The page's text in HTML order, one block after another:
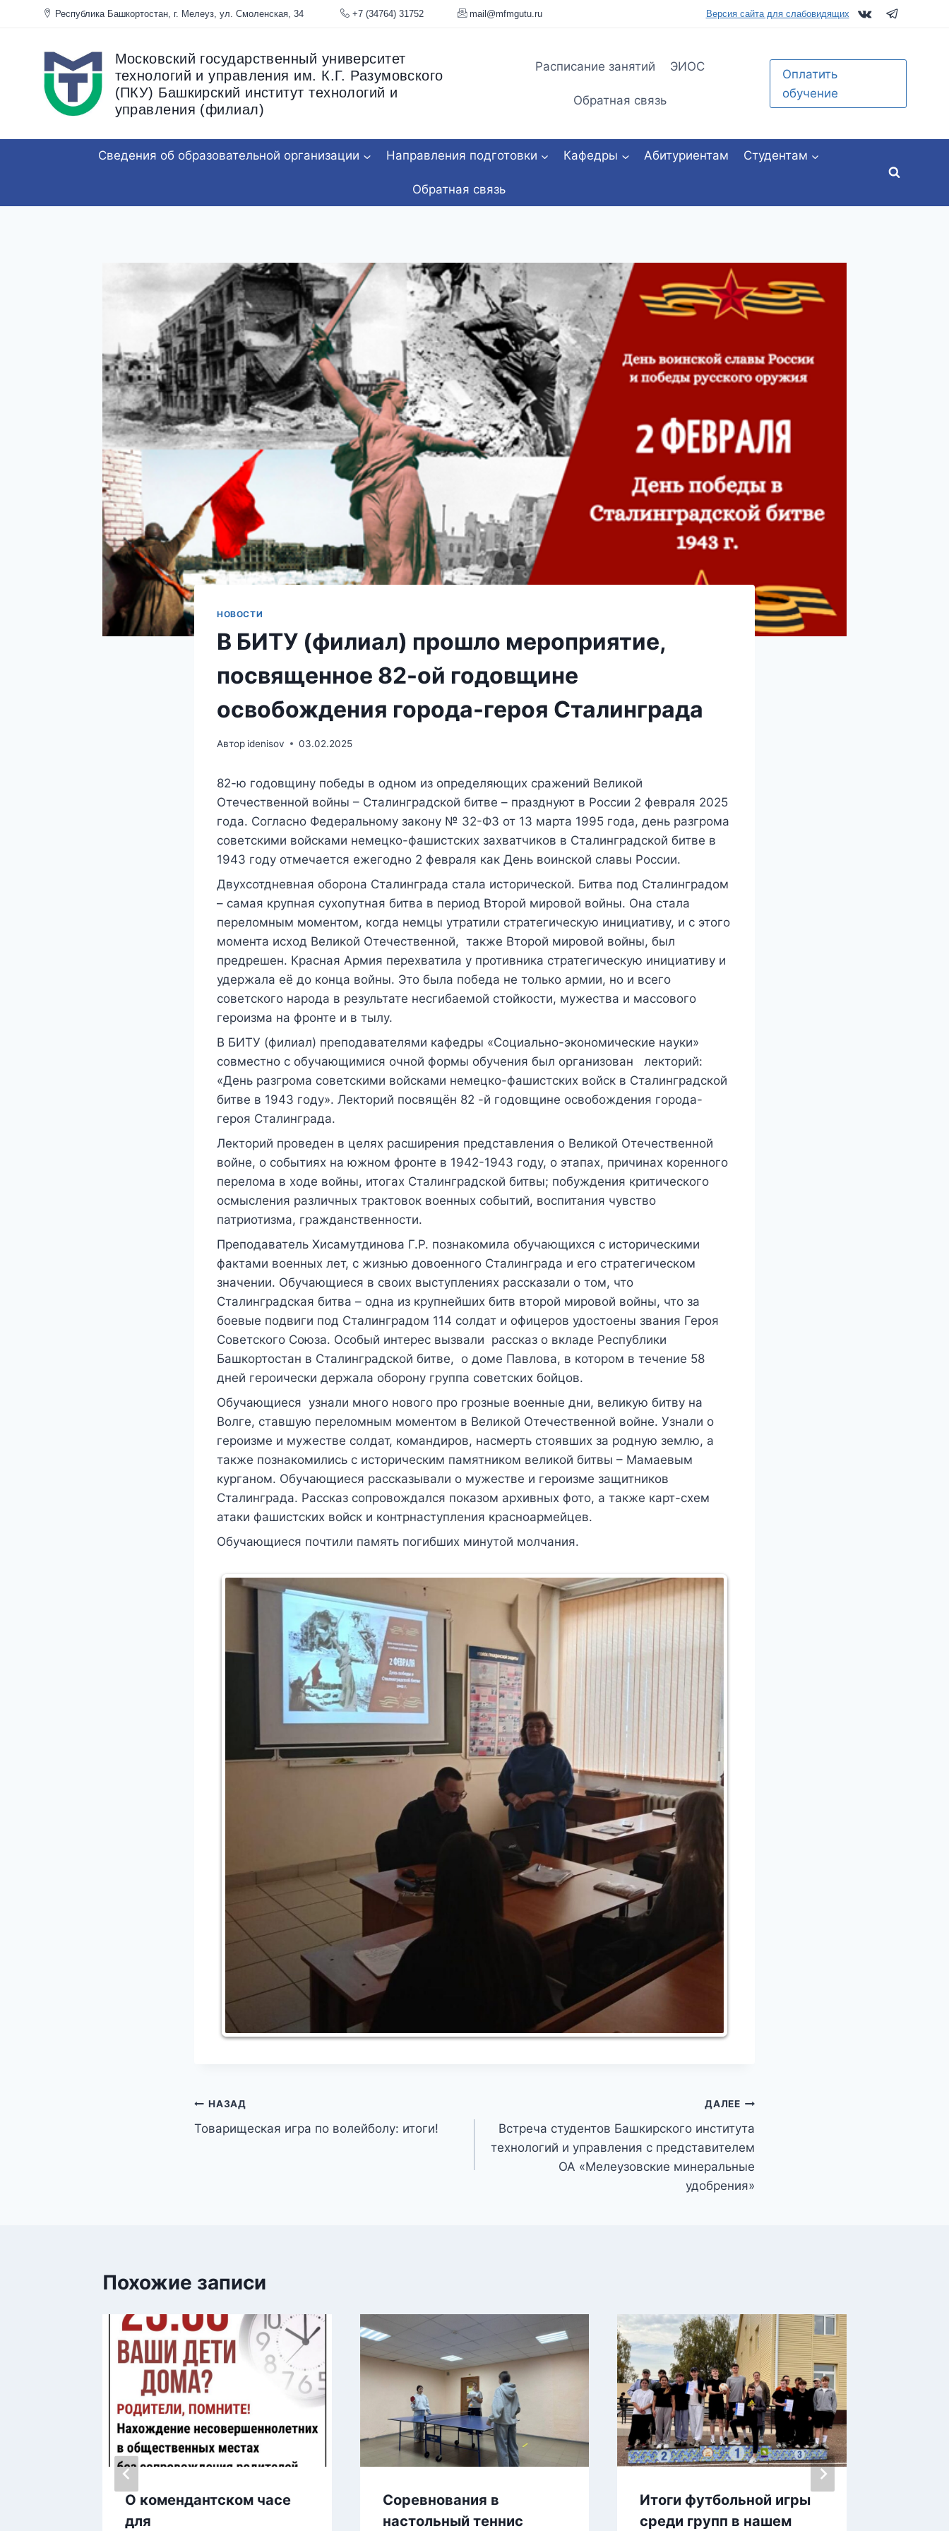
Перейти
Республика Башкортостан, г. Мелеуз, ул. Смоленская, 34 +7 (34764) 31752 mail@mfmgutu.ru Версия сайта для слабовидящих
Московский государственный университет
технологий и управления им. К.Г. Разумовского
(ПКУ) Башкирский институт технологий и
управления (филиал)
Расписание занятий ЭИОС
Обратная связь
Оплатить
обучение
Сведения об образовательной организации Направления подготовки Кафедры Абитуриентам Студентам
Обратная связь
НОВОСТИ
В БИТУ (филиал) прошло мероприятие,
посвященное 82-ой годовщине
освобождения города-героя Сталинграда
Автор idenisov 03.02.2025
82-ю годовщину победы в одном из определяющих сражений Великой
Отечественной войны – Сталинградской битве – празднуют в России 2 февраля 2025
года. Согласно Федеральному закону № 32-ФЗ от 13 марта 1995 года, день разгрома
советскими войсками немецко-фашистских захватчиков в Сталинградской битве в
1943 году отмечается ежегодно 2 февраля как День воинской славы России.
Двухсотдневная оборона Сталинграда стала исторической. Битва под Сталинградом
– самая крупная сухопутная битва в период Второй мировой войны. Она стала
переломным моментом, когда немцы утратили стратегическую инициативу, и с этого
момента исход Великой Отечественной, также Второй мировой войны, был
предрешен. Красная Армия перехватила у противника стратегическую инициативу и
удержала её до конца войны. Это была победа не только армии, но и всего
советского народа в результате несгибаемой стойкости, мужества и массового
героизма на фронте и в тылу.
В БИТУ (филиал) преподавателями кафедры «Социально-экономические науки»
совместно с обучающимися очной формы обучения был организован лекторий:
«День разгрома советскими войсками немецко-фашистских войск в Сталинградской
битве в 1943 году». Лекторий посвящён 82 -й годовщине освобождения города-
героя Сталинграда.
Лекторий проведен в целях расширения представления о Великой Отечественной
войне, о событиях на южном фронте в 1942-1943 году, о этапах, причинах коренного
перелома в ходе войны, итогах Сталинградской битвы; побуждения критического
осмысления различных трактовок военных событий, воспитания чувство
патриотизма, гражданственности.
Преподаватель Хисамутдинова Г.Р. познакомила обучающихся с историческими
фактами военных лет, с жизнью довоенного Сталинграда и его стратегическом
значении. Обучающиеся в своих выступлениях рассказали о том, что
Сталинградская битва – одна из крупнейших битв второй мировой войны, что за
боевые подвиги под Сталинградом 114 солдат и офицеров удостоены звания Героя
Советского Союза. Особый интерес вызвали рассказ о вкладе Республики
Башкортостан в Сталинградской битве, о доме Павлова, в котором в течение 58
дней героически держала оборону группа советских бойцов.
Обучающиеся узнали много нового про грозные военные дни, великую битву на
Волге, ставшую переломным моментом в Великой Отечественной войне. Узнали о
героизме и мужестве солдат, командиров, насмерть стоявших за родную землю, а
также познакомились с историческим памятником великой битвы – Мамаевым
курганом. Обучающиеся рассказывали о мужестве и героизме защитников
Сталинграда. Рассказ сопровождался показом архивных фото, а также карт-схем
атаки фашистских войск и контрнаступления красноармейцев.
Обучающиеся почтили память погибших минутой молчания.
Навигация
по
НАЗАД
Товарищеская игра по волейболу: итоги!
ДАЛЕЕ
Встреча студентов Башкирского института
технологий и управления с представителем
ОА «Мелеузовские минеральные
удобрения»
Похожие записи
О комендантском часе
для
Соревнования в
настольный теннис
Итоги футбольной игры
среди групп в нашем